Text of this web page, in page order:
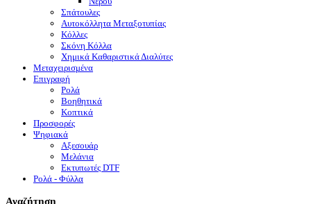
Σπάτουλες
Αυτοκόλλητα Μεταξοτυπίας
Κόλλες
Σκόνη Κόλλα
Χημικά Καθαριστικά Διαλύτες
Μεταχειρισμένα
Επιγραφή
Ρολά
Βοηθητικά
Κοπτικά
Προσφορές
Ψηφιακά
Αξεσουάρ
Μελάνια
Eκτυπωτές DTF
Ρολά - Φύλλα
Αναζήτηση